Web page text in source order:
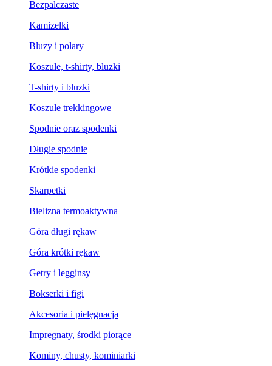
Bezpalczaste
Kamizelki
Bluzy i polary
Koszule, t-shirty, bluzki
T-shirty i bluzki
Koszule trekkingowe
Spodnie oraz spodenki
Długie spodnie
Krótkie spodenki
Skarpetki
Bielizna termoaktywna
Góra długi rękaw
Góra krótki rękaw
Getry i legginsy
Bokserki i figi
Akcesoria i pielęgnacja
Impregnaty, środki piorące
Kominy, chusty, kominiarki